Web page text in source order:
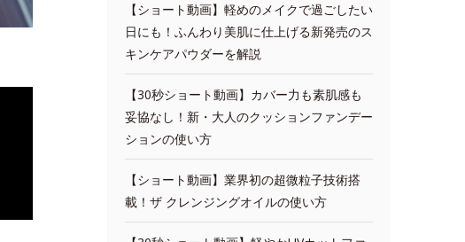
【ショート動画】軽めのメイクで過ごしたい
日にも！ふんわり美肌に仕上げる新発売のス
キンケアパウダーを解説
【30秒ショート動画】カバー力も素肌感も
妥協なし！新・大人のクッションファンデー
ションの使い方
【ショート動画】業界初の超微粒子技術搭
載！ザ クレンジングオイルの使い方